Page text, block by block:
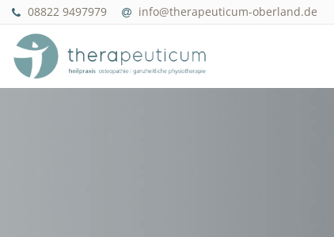
08822 9497979 info@therapeuticum-oberland.de